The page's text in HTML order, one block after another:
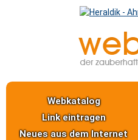
Webkatalog
Link eintragen
Neues aus dem Internet